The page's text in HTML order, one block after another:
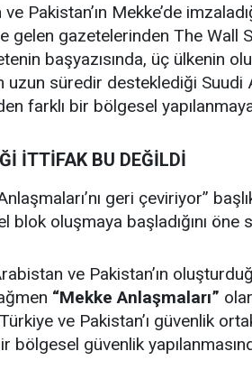
Pakistan’ın Mekke’de
gelen gazetelerinden The Wall
başyazısında, üç ülkenin
uzun süredir desteklediği
farklı bir bölgesel
İTTİFAK BU DEĞİLDİ
geri çeviriyor”
blok oluşmaya başladığını öne
ve Pakistan’ın
“Mekke Anlaşmaları”
ve Pakistan’ı güvenlik
bölgesel güvenlik